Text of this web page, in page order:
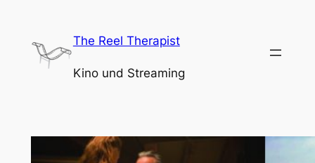
springen
The Reel Therapist
Kino und Streaming